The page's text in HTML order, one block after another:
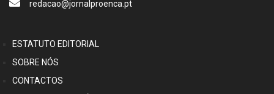
redacao@jornalproenca.pt
ESTATUTO EDITORIAL
SOBRE NÓS
CONTACTOS